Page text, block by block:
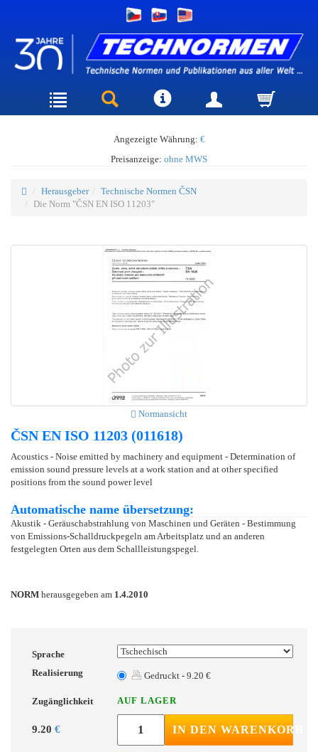
Angezeigte Währung: €
Preisanzeige: ohne MWS
Herausgeber
Technische Normen ČSN
Die Norm "ČSN EN ISO 11203"
Normansicht
ČSN EN ISO 11203 (011618)
Acoustics - Noise emitted by machinery and equipment - Determination of
emission sound pressure levels at a work station and at other specified
positions from the sound power level
Automatische name übersetzung:
Akustik - Geräuschabstrahlung von Maschinen und Geräten - Bestimmung
von Emissions-Schalldruckpegeln am Arbeitsplatz und an anderen
festgelegten Orten aus dem Schallleistungspegel.
NORM herausgegeben am 1.4.2010
Sprache
Realisierung
Gedruckt - 9.20 €
Zugänglichkeit AUF LAGER
9.20 € IN DEN WARENKORB